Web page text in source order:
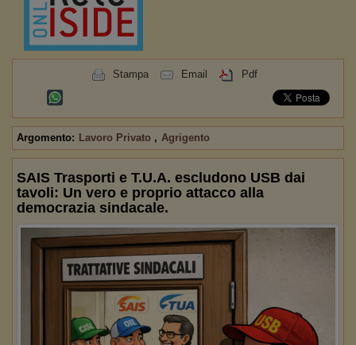
Stampa Email Pdf
Argomento: Lavoro Privato , Agrigento
SAIS Trasporti e T.U.A. escludono USB dai
tavoli: Un vero e proprio attacco alla
democrazia sindacale.